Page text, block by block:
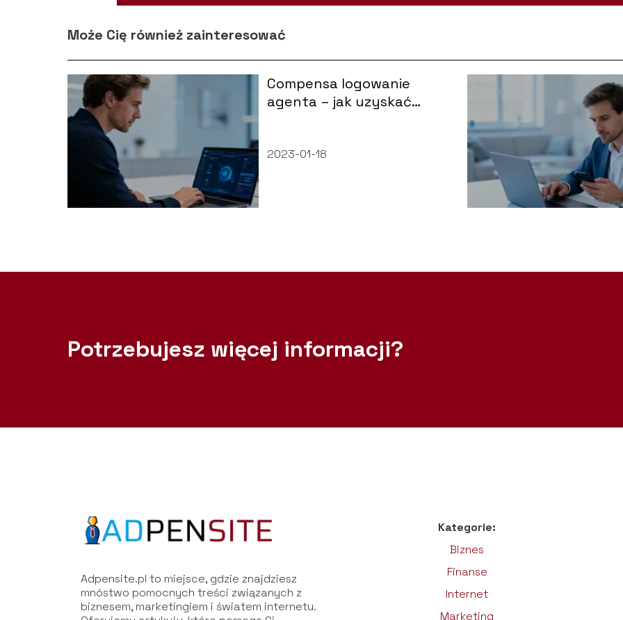
Może Cię również zainteresować
Compensa logowanie
agenta – jak uzyskać
2023-01-18
Potrzebujesz więcej informacji?
Adpensite.pl to miejsce, gdzie znajdziesz
mnóstwo pomocnych treści związanych z
biznesem, marketingiem i światem internetu.
Kategorie:
Biznes
Finanse
Internet
Marketing